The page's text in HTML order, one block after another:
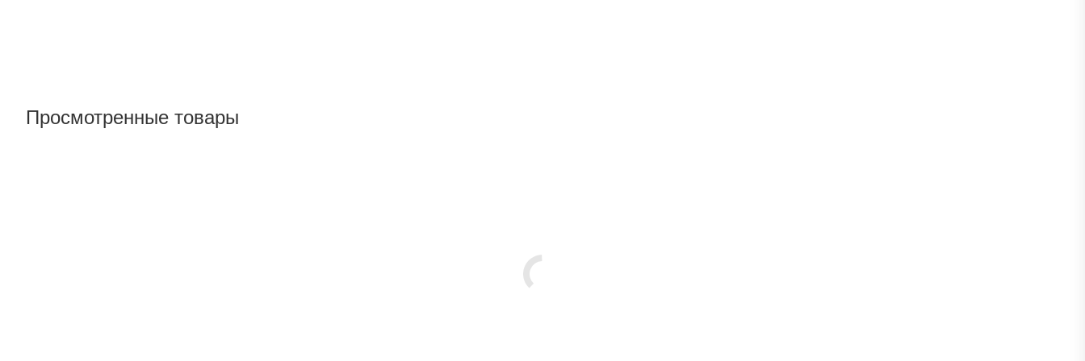
Просмотренные товары